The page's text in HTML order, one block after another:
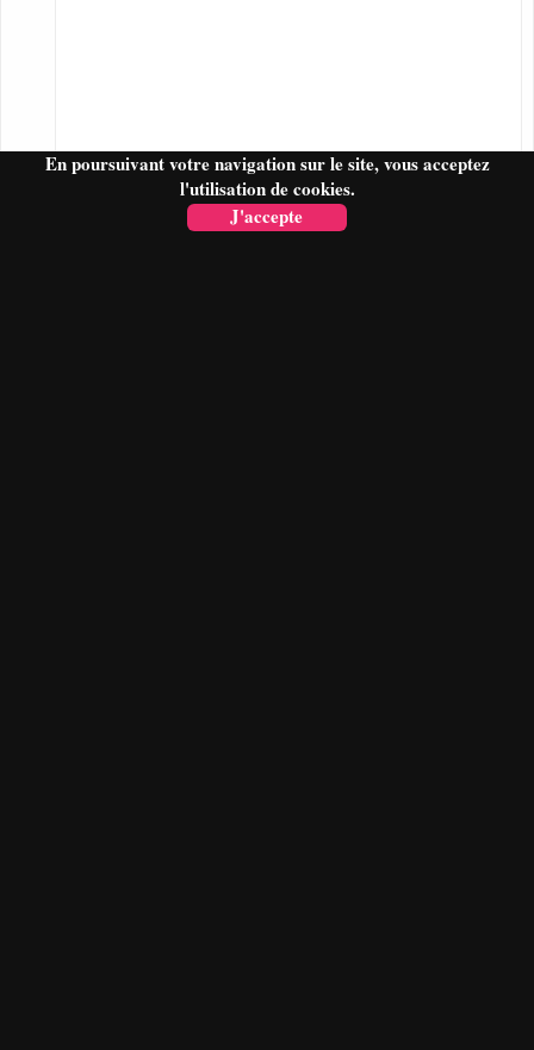
En poursuivant votre navigation sur le site, vous acceptez
l'utilisation de cookies.
J'accepte